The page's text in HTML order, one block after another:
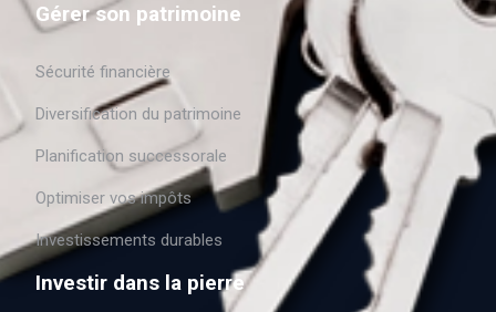
Gérer son patrimoine
Sécurité financière
Diversification du patrimoine
Planification successorale
Optimiser vos impôts
Investissements durables
Investir dans la pierre